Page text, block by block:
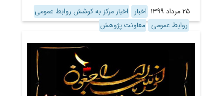
۲۵ مرداد ۱۳۹۹ اخبار
اخبار مرکز به کوشش روابط عمومی
روابط عمومی معاونت پژوهش